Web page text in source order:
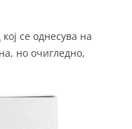
се однесува на
но очигледно,